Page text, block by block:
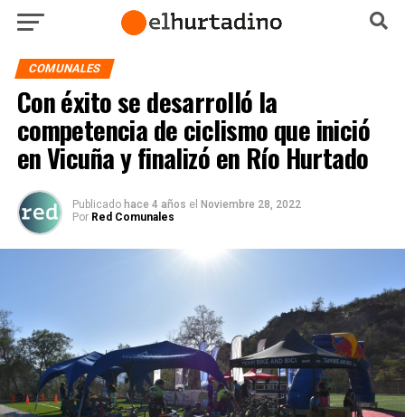
COMUNALES
Con éxito se desarrolló la
competencia de ciclismo que inició
en Vicuña y finalizó en Río Hurtado
Publicado hace 4 años el Noviembre 28, 2022
Por Red Comunales